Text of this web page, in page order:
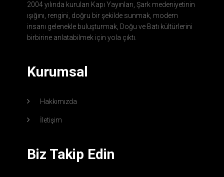
2004 yılında kurulan Kapı Yayınları, Şark medeniyetinin
ışığını, rengini, doğru bir şekilde sunmak, modern
insanı gelenekle buluşturmak, Doğu ve Batı kültürlerini
birbirine anlatabilmek için yola çıktı.
Kurumsal
Hakkımızda
İletişim
Biz Takip Edin